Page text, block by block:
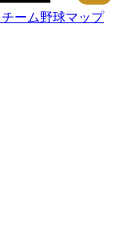
チーム野球マップ